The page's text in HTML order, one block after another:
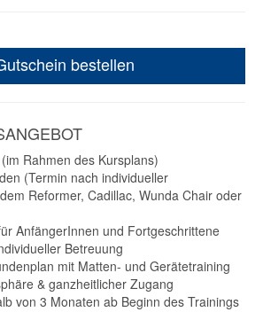
bestellen
Rahmen des Kursplans)
(Termin nach individueller
Reformer, Cadillac, Wunda Chair oder
AnfängerInnen und Fortgeschrittene
Betreuung
mit Matten- und Gerätetraining
& ganzheitlicher Zugang
von 3 Monaten ab Beginn des Trainings